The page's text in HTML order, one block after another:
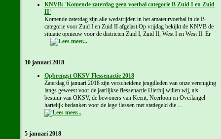
KNVB: 'Komende zaterdag geen voetbal categorie B Zuid I en Zuid
II'
Komende zaterdag zijn alle wedstrijden in het amateurvoetbal in de B-
categorie voor Zuid I en Zuid II afgelast.Op vrijdag bekijkt de KNVB de
situatie opnieuw voor de districten Zuid I, Zuid II, West I en West II. Er
10 januari 2018
Opbrengst OKSV Flessenactie 2018
Zaterdag 6 januari 2018 zijn verscheidene jeugdleden van onze vereniging
langs geweest voor de jaarlijkse flessenactie.Hierbij willen wij, als
bestuur van OKSV, de bewoners van Keent, Neerloon en Overlangel
hartelijk bedanken voor de lege flessen met statiegeld die ...
5 januari 2018